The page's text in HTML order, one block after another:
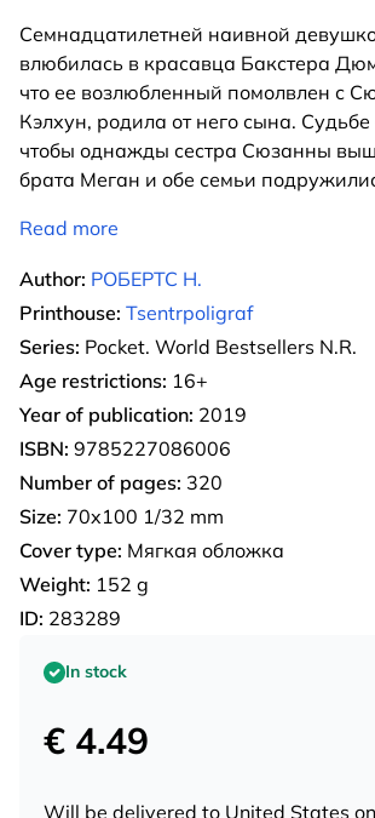
Семнадцатилетней наивной
влюбилась в красавца Бакстера
что ее возлюбленный помолвлен с
Кэлхун, родила от него сына.
чтобы однажды сестра Сюзанны
брата Меган и обе семьи
Read more
Author: РОБЕРТС Н.
Printhouse: Tsentrpoligraf
Series: Pocket. World Bestsellers N.R.
Age restrictions: 16+
Year of publication: 2019
ISBN: 9785227086006
Number of pages: 320
Size: 70x100 1/32 mm
Cover type: Мягкая обложка
Weight: 152 g
ID: 283289
In stock
€ 4.49
Will be delivered to United States on